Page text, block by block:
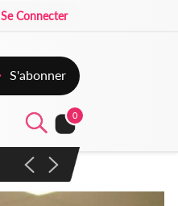
Se Connecter
S'abonner
0